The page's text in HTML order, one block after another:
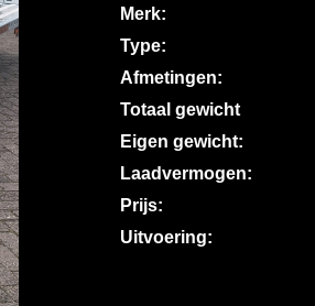
Merk:
Type:
Afmetingen:
Totaal gewicht
Eigen gewicht:
Laadvermogen:
Prijs:
Uitvoering: